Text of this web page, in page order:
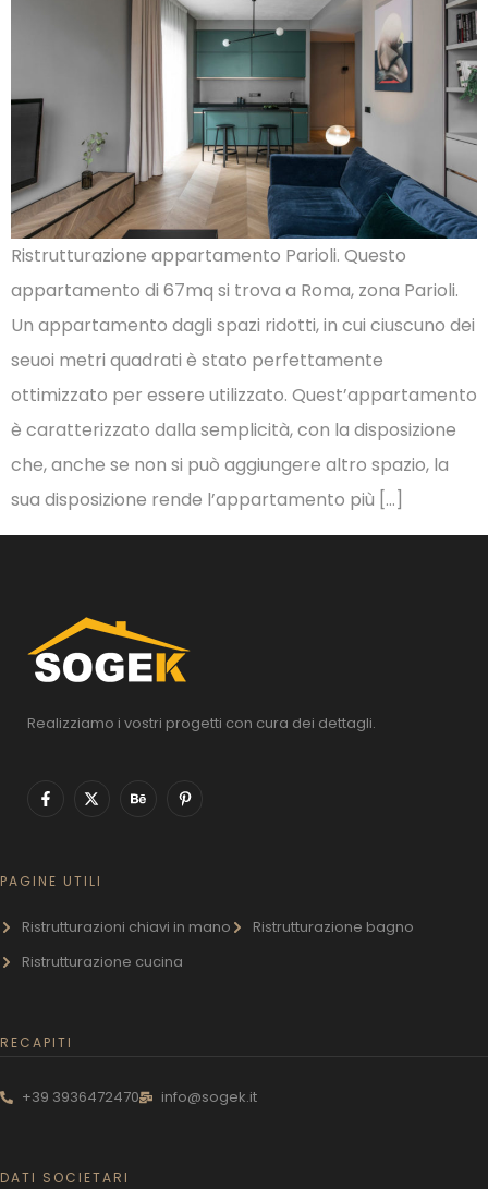
Ristrutturazione appartamento Parioli. Questo
appartamento di 67mq si trova a Roma, zona Parioli.
Un appartamento dagli spazi ridotti, in cui ciuscuno dei
seuoi metri quadrati è stato perfettamente
ottimizzato per essere utilizzato. Quest’appartamento
è caratterizzato dalla semplicità, con la disposizione
che, anche se non si può aggiungere altro spazio, la
sua disposizione rende l’appartamento più […]
Realizziamo i vostri progetti con cura dei dettagli.
PAGINE UTILI
Ristrutturazioni chiavi in mano
Ristrutturazione bagno
Ristrutturazione cucina
RECAPITI
+39 3936472470 info@sogek.it
DATI SOCIETARI